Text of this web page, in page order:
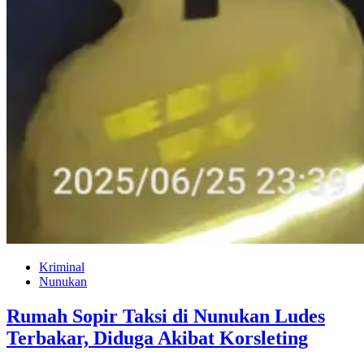
Kriminal
Nunukan
Rumah Sopir Taksi di Nunukan Ludes
Terbakar, Diduga Akibat Korsleting